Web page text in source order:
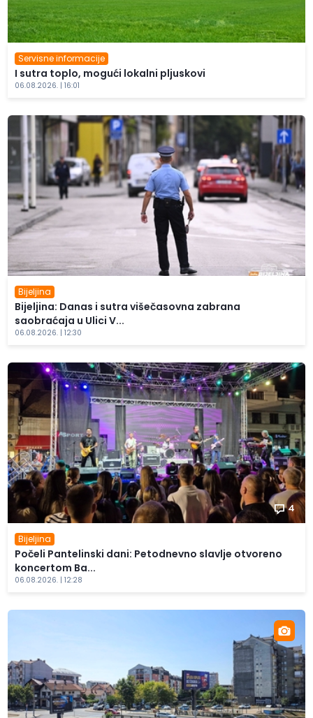
Servisne informacije
I sutra toplo, mogući lokalni pljuskovi
06.08.2026. | 16:01
Bijeljina
Bijeljina: Danas i sutra višečasovna zabrana
saobraćaja u Ulici V...
06.08.2026. | 12:30
4
Bijeljina
Počeli Pantelinski dani: Petodnevno slavlje otvoreno
koncertom Ba...
06.08.2026. | 12:28